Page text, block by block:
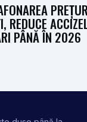
REDUCE
PÂNĂ ÎN 2026